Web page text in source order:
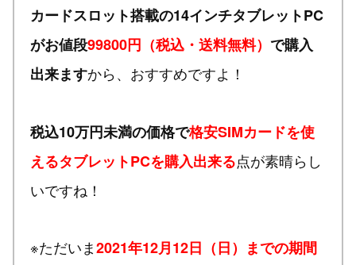
カードスロット搭載の14インチタブレットPC
がお値段99800円（税込・送料無料） で購入
出来ますから、おすすめですよ！
税込10万円未満の価格で格安SIMカードを使
えるタブレットPCを購入出来る点が素晴らし
いですね！
※ただいま2021年12月12日（日）までの期間